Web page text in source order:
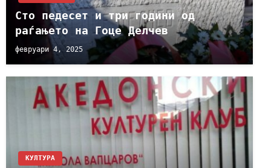
Сто педесет и три години од
раѓањето на Гоце Делчев
февруари 4, 2025
КУЛТУРА